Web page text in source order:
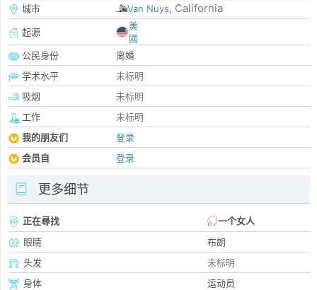
城市
Van Nuys, California
起源
美
國
公民身份
离婚
学术水平
未标明
吸烟
未标明
工作
未标明
我的朋友们
登录
会员自
登录
更多细节
正在尋找
一个女人
眼睛
布朗
头发
未标明
身体
运动员